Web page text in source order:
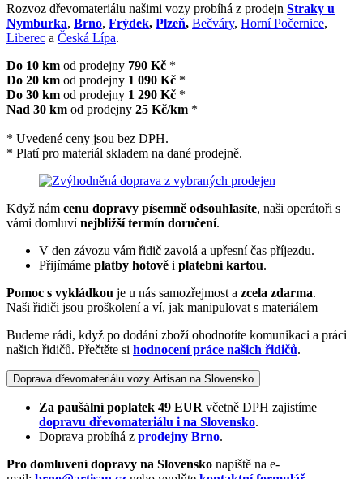
Rozvoz dřevomateriálu našimi vozy probíhá z prodejn Straky u
Nymburka, Brno, Frýdek, Plzeň, Bečváry, Horní Počernice,
Liberec a Česká Lípa.
Do 10 km od prodejny 790 Kč *
Do 20 km od prodejny 1 090 Kč *
Do 30 km od prodejny 1 290 Kč *
Nad 30 km od prodejny 25 Kč/km *
* Uvedené ceny jsou bez DPH.
* Platí pro materiál skladem na dané prodejně.
Když nám cenu dopravy písemně odsouhlasíte, naši operátoři s
vámi domluvínejbližší termín doručení.
V den závozu vám řidič zavolá a upřesní čas příjezdu.
Přijímáme platby hotově i platební kartou.
Pomoc s vykládkou je u nás samozřejmost a zcela zdarma.
Naši řidiči jsou proškolení a ví, jak manipulovat s materiálem
Budeme rádi, když po dodání zboží ohodnotíte komunikaci a práci
našich řidičů. Přečtěte si hodnocení práce našich řidičů.
Doprava dřevomateriálu vozy Artisan na Slovensko
Za paušální poplatek 49 EUR včetně DPH zajistíme
dopravu dřevomateriálu i na Slovensko.
Doprava probíhá z prodejny Brno.
Pro domluvení dopravy na Slovensko napiště na e-